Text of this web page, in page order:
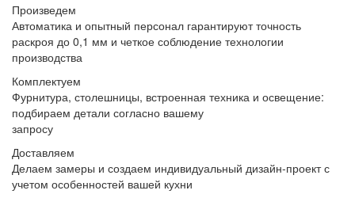
Произведем
Автоматика и опытный персонал гарантируют точность
раскроя до 0,1 мм и четкое соблюдение технологии
производства
Комплектуем
Фурнитура, столешницы, встроенная техника и освещение:
подбираем детали согласно вашему
запросу
Доставляем
Делаем замеры и создаем индивидуальный дизайн-проект с
учетом особенностей вашей кухни